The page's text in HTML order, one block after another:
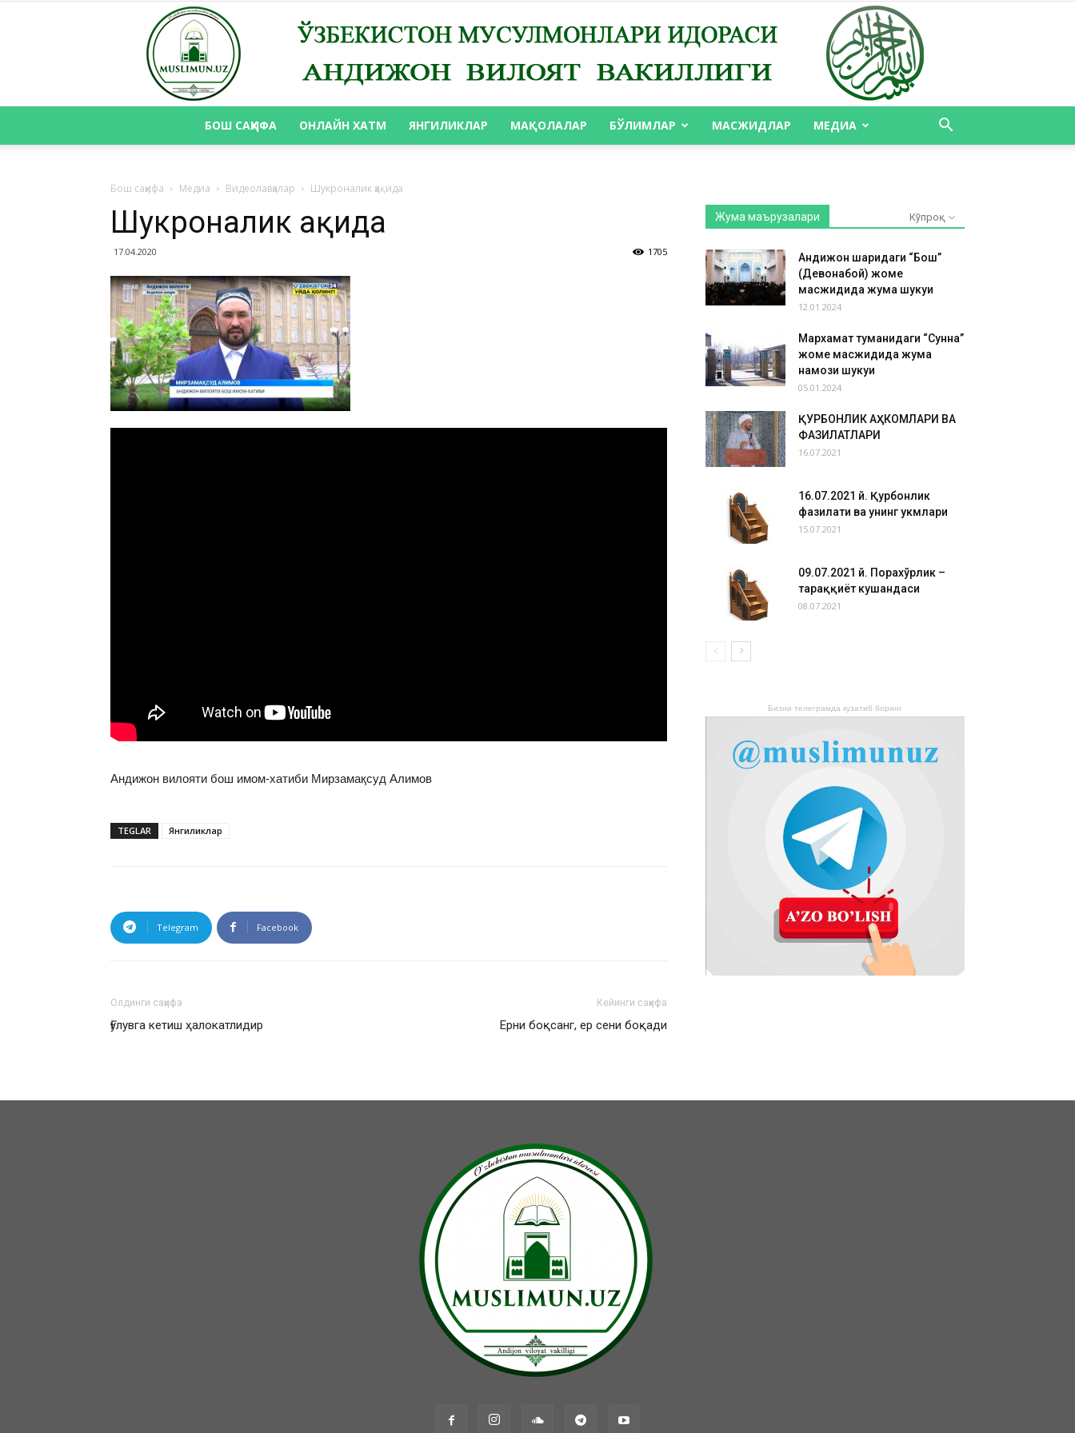
БОШ САҲИФА ОНЛАЙН ХАТМ ЯНГИЛИКЛАР МАҚОЛАЛАР БЎЛИМЛАР МАСЖИДЛАР МЕДИА
Бош саҳифа Медиа Видеолавҳалар Шукроналик ҳақида
Шукроналик ҳақида
17.04.2020 1705
Андижон вилояти бош имом-хатиби Мирзамақсуд Алимов
TEGLAR Янгиликлар
Telegram Facebook
Олдинги саҳифа
Ғулувга кетиш ҳалокатлидир
Кейинги саҳифа
Ерни боқсанг, ер сени боқади
Жума маърузалари Кўпроқ
Андижон шаҳридаги “Бош”
(Девонабой) жоме
масжидида жума шукуҳи
12.01.2024
Мархамат туманидаги “Сунна”
жоме масжидида жума
намози шукуҳи
05.01.2024
ҚУРБОНЛИК АҲКОМЛАРИ ВА
ФАЗИЛАТЛАРИ
16.07.2021
16.07.2021 й. Қурбонлик
фазилати ва унинг ҳукмлари
15.07.2021
09.07.2021 й. Порахўрлик –
тараққиёт кушандаси
08.07.2021
Бизни телеграмда кузатиб боринг